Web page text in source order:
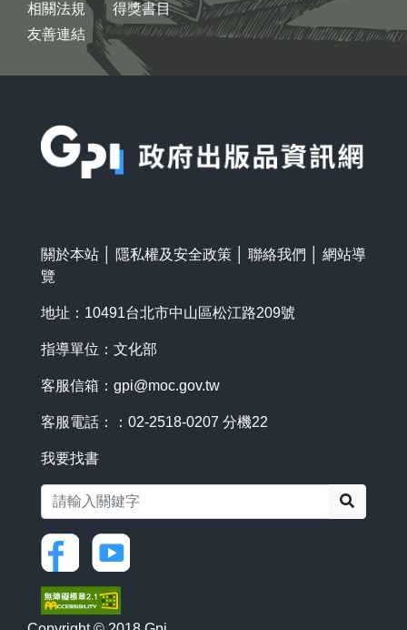
相關法規
友善連結
得獎書目
關於本站 隱私權及安全政策 聯絡我們
網站導
覽
地址：10491台北市中山區松江路209號
指導單位：文化部
客服信箱： gpi@moc.gov.tw
客服電話：：02-2518-0207 分機22
我要找書